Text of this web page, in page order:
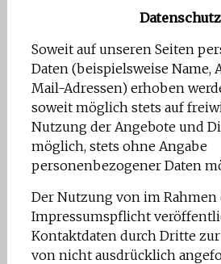
Datenschutz
Soweit auf unseren Seiten
Daten (beispielsweise Name,
Mail-Adressen) erhoben
soweit möglich stets auf
Nutzung der Angebote und
möglich, stets ohne Angabe
personenbezogener Daten
Der Nutzung von im Rahmen
Impressumspflicht
Kontaktdaten durch Dritte
von nicht ausdrücklich